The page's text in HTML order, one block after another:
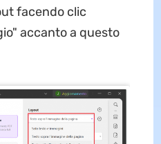
facendo clic
accanto a questo